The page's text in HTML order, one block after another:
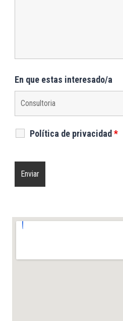
En que estas interesado/a
Política de privacidad*